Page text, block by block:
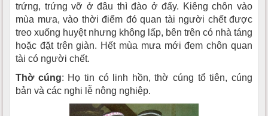
trứng, trứng vỡ ở đâu thì đào ở đấy. Kiêng chôn vào
mùa mưa, vào thời điểm đó quan tài người chết được
treo xuống huyệt nhưng không lấp, bên trên có nhà táng
hoặc đặt trên giàn. Hết mùa mưa mới đem chôn quan
tài có người chết.
Thờ cúng: Họ tin có linh hồn, thờ cúng tổ tiên, cúng
bản và các nghi lễ nông nghiệp.